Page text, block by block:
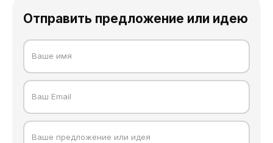
Отправить предложение или идею
Ваше имя
Ваш Email
Ваше предложение или идея